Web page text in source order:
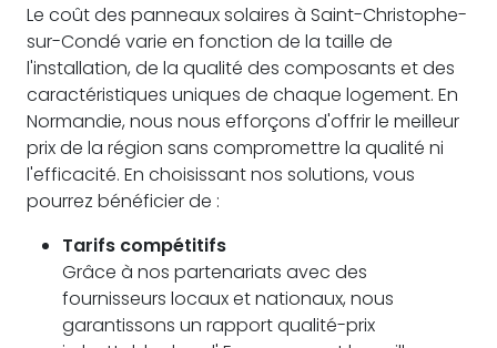
Le coût des panneaux solaires à Saint-Christophe-
sur-Condé varie en fonction de la taille de
l'installation, de la qualité des composants et des
caractéristiques uniques de chaque logement. En
Normandie, nous nous efforçons d'offrir le meilleur
prix de la région sans compromettre la qualité ni
l'efficacité. En choisissant nos solutions, vous
pourrez bénéficier de :
Tarifs compétitifs
Grâce à nos partenariats avec des
fournisseurs locaux et nationaux, nous
garantissons un rapport qualité-prix